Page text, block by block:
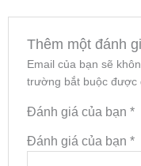
Thêm một đánh
Email của bạn sẽ
trường bắt buộc được
Đánh giá của bạn *
Đánh giá của bạn *